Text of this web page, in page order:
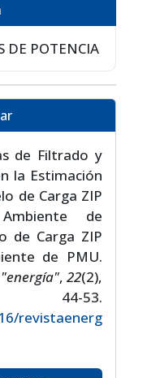
DE POTENCIA
de Filtrado y
la Estimación
de Carga ZIP
de
de Carga ZIP
de PMU.
, 22(2),
53.
revistaenerg